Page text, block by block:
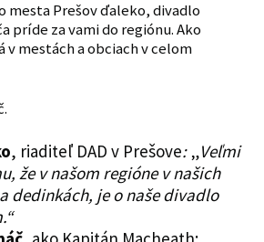
mesta Prešov ďaleko, divadlo
príde za vami do regiónu. Ako
v mestách a obciach v celom
, riaditeľ DAD v Prešove:„Veľmi
že v našom regióne v našich
dedinkách, je o naše divadlo